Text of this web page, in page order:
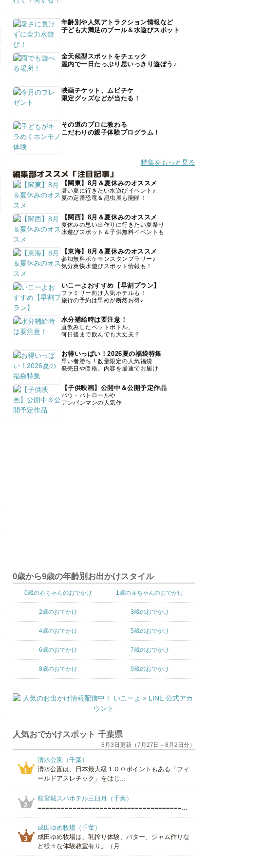
年齢別や人気アトラクション情報など
子ども大満足のプール＆水遊びスポット
全天候型スポットをチェック
屋内で一日たっぷり思いっきり遊ぼう♪
映画チケット、ムビチケ
限定グッズなどが当たる！
その道のプロに教わる
こだわりの親子体験プログラム！
特集をもっと見る
編集部オススメ「注目記事」
【関東】8月＆夏休みのオススメ
暑い夏に行きたい水遊びイベント♪
夏の定番恐竜＆昆虫展も開催！
【関西】8月＆夏休みのオススメ
夏休みの思い出作りに行きたい夏祭り
水遊びスポット＆子供無料イベントも
【東海】8月＆夏休みのオススメ
参加無料ポケモンスタンプラリー♪
気分爽快水遊びスポット情報も！
いこーよおすすめ【早割プラン】
ファミリー向け人気ホテルも！
旅行の予約は早めが断然お得♪
水分補給時は要注意！
直飲みしたペットボトル、
何日後まで飲んでも大丈夫？
お得いっぱい！2026夏の福袋特集
早い者勝ち！数量限定の人気福袋
発売日や価格、内容を最速でお届け
【子供映画】公開中＆公開予定作品
パウ・パトロールや
アンパンマンの人気作
0歳から9歳の年齢別お出かけスタイル
0歳の赤ちゃんのおでかけ 1歳の赤ちゃんのおでかけ
2歳のおでかけ 3歳のおでかけ
4歳のおでかけ 5歳のおでかけ
6歳のおでかけ 7歳のおでかけ
8歳のおでかけ 9歳のおでかけ
人気おでかけスポット 千葉県
8月3日更新（7月27日～8月2日分）
1
清水公園（千葉）
清水公園は、日本最大級１００ポイントもある「フィ
ールドアスレチック」をはじ...
2
龍宮城スパホテル三日月（千葉）
=====================================...
3
成田ゆめ牧場（千葉）
成田ゆめ牧場は、乳搾り体験、バター、ジャム作りな
ど様々な体験教室有り。（月...